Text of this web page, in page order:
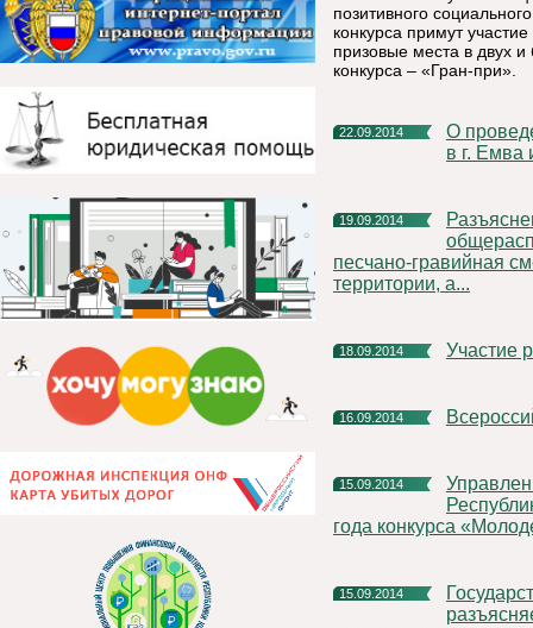
позитивного
конкурса примут
призовые места в двух
конкурса – «Гран-при».
22.09.2014
О проведении Всероссийского Дня бега «Кросс Наций 2014»
в г. Емва
19.09.2014
Разъяснение порядка использования
песчано-гравийная
территории, а...
18.09.2014
16.09.2014
15.09.2014
Управление государственной гражданской службы
года конкурса
15.09.2014
Государственная инспекция труда в Республике Коми